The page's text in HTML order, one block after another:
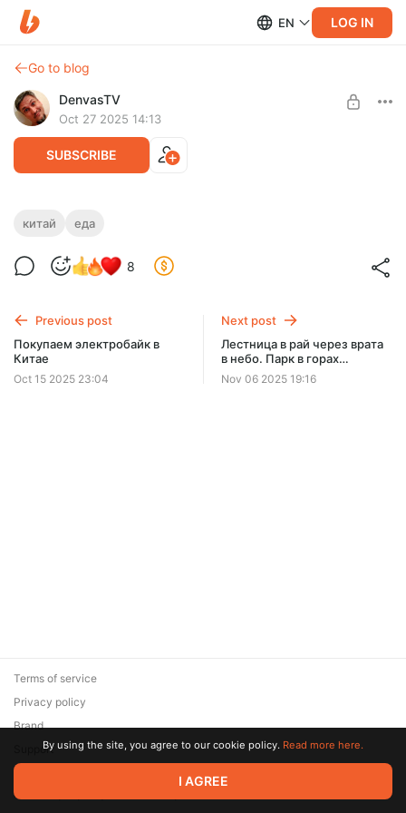
EN LOG IN
Go to blog
DenvasTV
Oct 27 2025 14:13
SUBSCRIBE
Фестиваль ресторанной еды в Китае
Пробуем всё, до чего смогли дотянуться.
Почётный зритель
китай еда
8
Previous post
Покупаем электробайк в
Китае
Oct 15 2025 23:04
Next post
Лестница в рай через врата
в небо. Парк в горах
Чжанцзяцзе (Китай)
Nov 06 2025 19:16
© 2026 Zaya Solutions Limited. All rights reserved. All trademarks
are the property of their respective owners.
Terms of service
Privacy policy
Brand
SupportBy using the site, you agree to our cookie policy. Read more here.
I AGREE